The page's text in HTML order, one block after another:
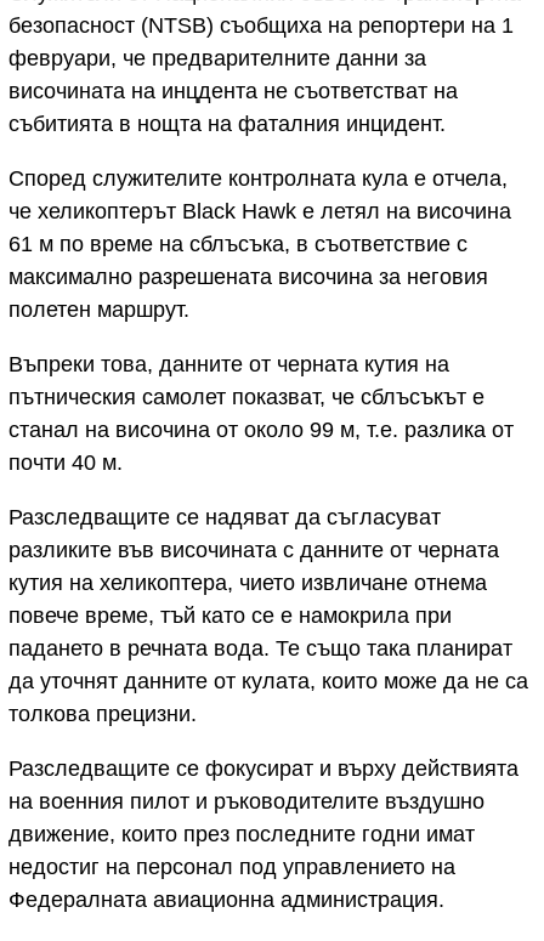
безопасност (NTSB) съобщиха на репортери на 1
февруари, че предварителните данни за
височината на инцдента не съответстват на
събитията в нощта на фаталния инцидент.
Според служителите контролната кула е отчела,
че хеликоптерът Black Hawk е летял на височина
61 м по време на сблъсъка, в съответствие с
максимално разрешената височина за неговия
полетен маршрут.
Въпреки това, данните от черната кутия на
пътническия самолет показват, че сблъсъкът е
станал на височина от около 99 м, т.е. разлика от
почти 40 м.
Разследващите се надяват да съгласуват
разликите във височината с данните от черната
кутия на хеликоптера, чието извличане отнема
повече време, тъй като се е намокрила при
падането в речната вода. Те също така планират
да уточнят данните от кулата, които може да не са
толкова прецизни.
Разследващите се фокусират и върху действията
на военния пилот и ръководителите въздушно
движение, които през последните годни имат
недостиг на персонал под управлението на
Федералната авиационна администрация.